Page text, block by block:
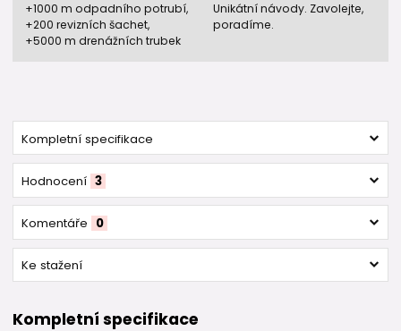
+1000 m odpadního potrubí,
+200 revizních šachet,
+5000 m drenážních trubek
Unikátní návody. Zavolejte,
poradíme.
Kompletní specifikace
Hodnocení 3
Komentáře 0
Ke stažení
Kompletní specifikace